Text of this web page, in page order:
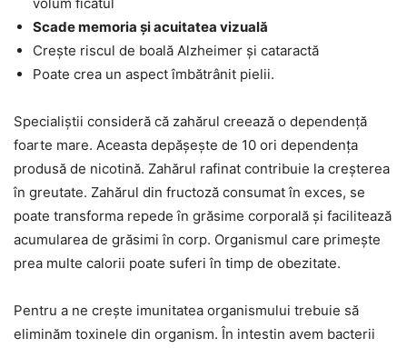
Scade memoria și acuitatea vizuală
Crește riscul de boală Alzheimer și cataractă
Poate crea un aspect îmbătrânit pielii.
Specialiștii consideră că zahărul creează o dependență
foarte mare. Aceasta depășește de 10 ori dependența
produsă de nicotină. Zahărul rafinat contribuie la creșterea
în greutate. Zahărul din fructoză consumat în exces, se
poate transforma repede în grăsime corporală și facilitează
acumularea de grăsimi în corp. Organismul care primește
prea multe calorii poate suferi în timp de obezitate.
Pentru a ne crește imunitatea organismului trebuie să
eliminăm toxinele din organism. În intestin avem bacterii